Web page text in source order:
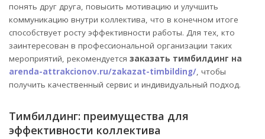
понять друг друга, повысить мотивацию и улучшить
коммуникацию внутри коллектива, что в конечном итоге
способствует росту эффективности работы. Для тех, кто
заинтересован в профессиональной организации таких
мероприятий, рекомендуется заказать тимбилдинг на
arenda-attrakcionov.ru/zakazat-timbilding/, чтобы
получить качественный сервис и индивидуальный подход.
Тимбилдинг: преимущества для
эффективности коллектива